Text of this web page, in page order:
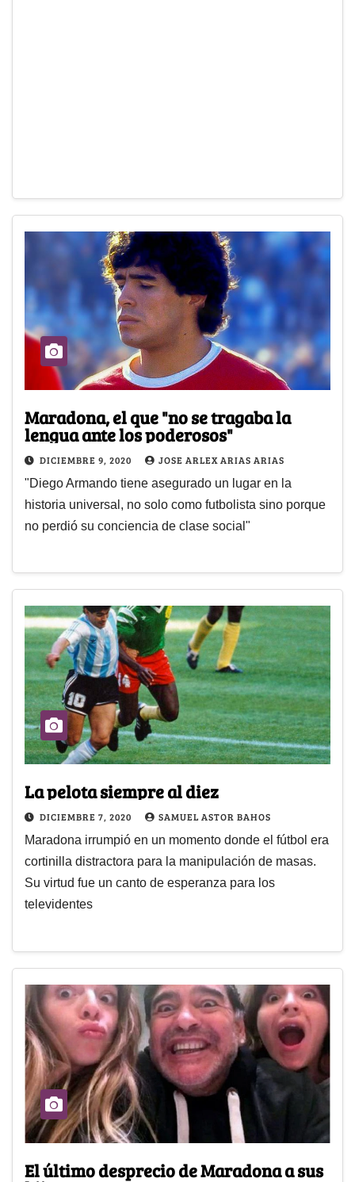
Maradona, el que "no se tragaba la
lengua ante los poderosos"
DICIEMBRE 9, 2020 JOSE ARLEX ARIAS ARIAS
"Diego Armando tiene asegurado un lugar en la
historia universal, no solo como futbolista sino porque
no perdió su conciencia de clase social"
La pelota siempre al diez
DICIEMBRE 7, 2020 SAMUEL ASTOR BAHOS
Maradona irrumpió en un momento donde el fútbol era
cortinilla distractora para la manipulación de masas.
Su virtud fue un canto de esperanza para los
televidentes
El último desprecio de Maradona a sus